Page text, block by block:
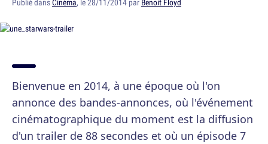
Publié dansCinéma, le 28/11/2014 par Benoit Floyd
Bienvenue en 2014, à une époque où l'on
annonce des bandes-annonces, où l'événement
cinématographique du moment est la diffusion
d'un trailer de 88 secondes et où un épisode 7